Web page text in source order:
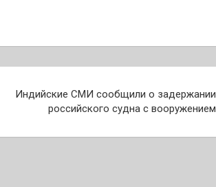
Индийские СМИ сообщили о задержании
российского судна с вооружением